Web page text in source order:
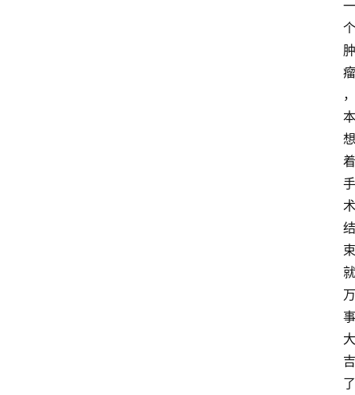
一
个
肿
瘤
，
本
想
着
手
术
结
束
就
万
事
大
吉
了